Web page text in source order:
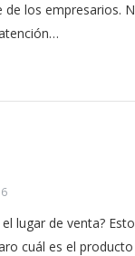
de los empresarios.
lugar de venta? Esto
cuál es el producto